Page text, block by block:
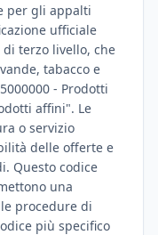
per gli appalti
ufficiale
di terzo livello, che
tabacco e
- Prodotti
affini". Le
o servizio
delle offerte e
Questo codice
una
procedure di
più specifico